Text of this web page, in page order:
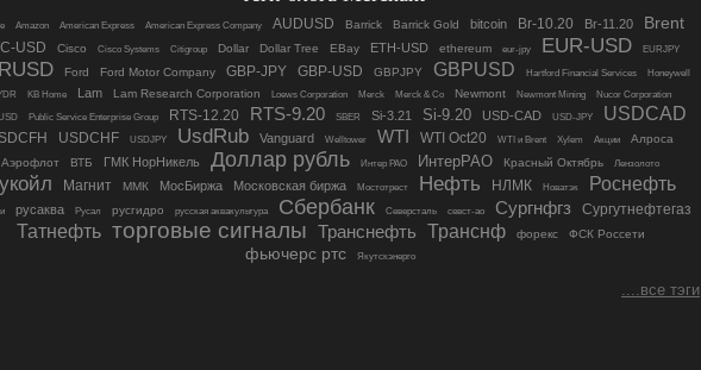
Amazon American Express American Express Company AUDUSD Barrick Barrick Gold bitcoin Br-10.20 Br-11.20 Brent
USD Cisco Cisco Systems Citigroup Dollar Dollar Tree EBay ETH-USD ethereum eur-jpy EUR-USD EURJPY
Ford Ford Motor Company GBP-JPY GBP-USD GBPJPY GBPUSD Hartford Financial Services
Honeywell
KB Home Lam Lam Research Corporation Loews Corporation Merck Merck & Co Newmont Newmont Mining Nucor Corporation
Public Service Enterprise Group RTS-12.20 RTS-9.20 SBER Si-3.21 Si-9.20 USD-CAD USD-JPY USDCAD
USDCHF USDJPY UsdRub Vanguard Welltower WTI WTI Oct20 WTI и Brent Xylem Акции
Алроса
Аэрофлот
ВТБ ГМК НорНикель Доллар рубль Интер РАО ИнтерРАО Красный Октябрь Лензолото
Магнит ММК МосБиржа Московская биржа Мостотрест Нефть НЛМК Новатэк Роснефть
русаква Русал русгидро русская аквакультура Сбербанк Северсталь севст-ао Сургнфгз Сургутнефтегаз
Татнефть торговые сигналы Транснефть Транснф форекс ФСК Россети
фьючерс ртс Якутскэнерго
....все тэги